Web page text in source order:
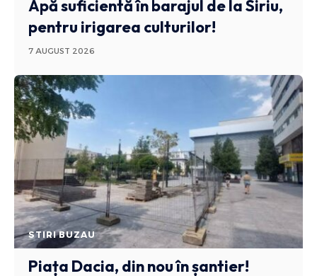
Apă suficientă în barajul de la Siriu,
pentru irigarea culturilor!
7 AUGUST 2026
STIRI BUZAU
Piața Dacia, din nou în șantier!